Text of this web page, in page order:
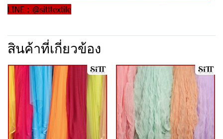
LINE : @sitttextile
สินค้าที่เกี่ยวข้อง